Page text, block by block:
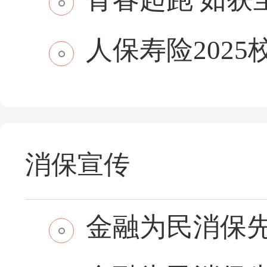
人保寿险2025
消保宣传
金融为民消保